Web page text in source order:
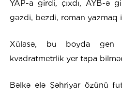
YAP-a girdi, çıxdı, AYB-ə
gəzdi, bezdi, roman yazmaq
Xülasə, bu boyda gen
kvadratmetrlik yer tapa
Bəlkə elə Şəhriyar özünü